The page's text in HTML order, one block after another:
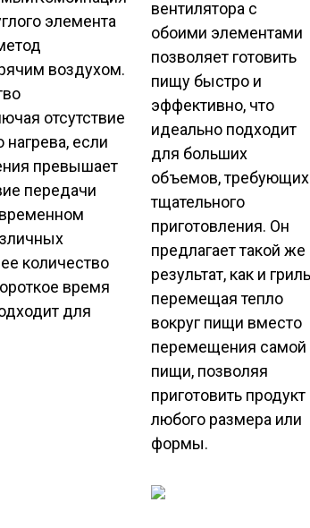
элемента
воздухом.
отсутствие
нагрева, если
превышает
передачи
количество
время
для
вентилятора с
обоими элементами
позволяет готовить
пищу быстро и
эффективно, что
идеально подходит
для больших
объемов, требующих
тщательного
приготовления. Он
предлагает такой же
результат, как и
перемещая тепло
вокруг пищи вместо
перемещения самой
пищи, позволяя
приготовить продукт
любого размера или
формы.